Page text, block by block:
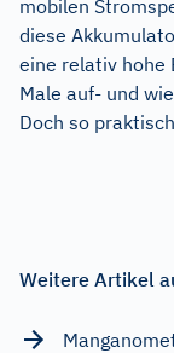
mobilen
diese
eine relativ hohe
Male auf- und
Doch so
Weitere Artikel